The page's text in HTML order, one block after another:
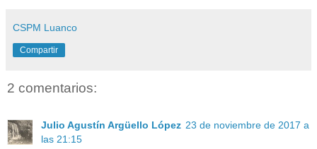
CSPM Luanco
Compartir
2 comentarios:
Julio Agustín Argüello López 23 de noviembre de 2017 a
las 21:15